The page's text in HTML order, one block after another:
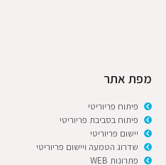
מפת אתר
פיתוח פריוריטי
פיתוח בסביבת פריוריטי
יישום פריוריטי
שדרוג הטמעה ויישום פריוריטי
פתרונות WEB